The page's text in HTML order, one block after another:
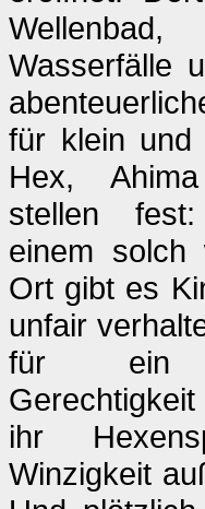
Wasserfälle
für klein und
Hex,
stellen
einem solch
Ort gibt es
unfair
für ein
ihr
Winzigkeit